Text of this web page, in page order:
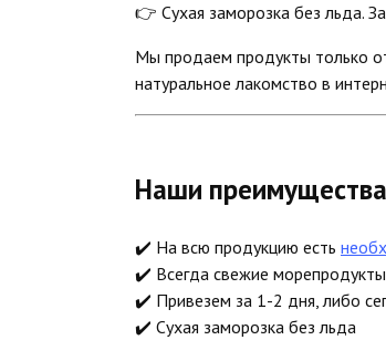
👉 Сухая заморозка без льда.
Мы продаем продукты только
натуральное лакомство в
Наши преимущества
✔️ На всю продукцию есть
✔️ Всегда свежие
✔️ Привезем за 1-2 дня, либо
✔️ Сухая заморозка без льда